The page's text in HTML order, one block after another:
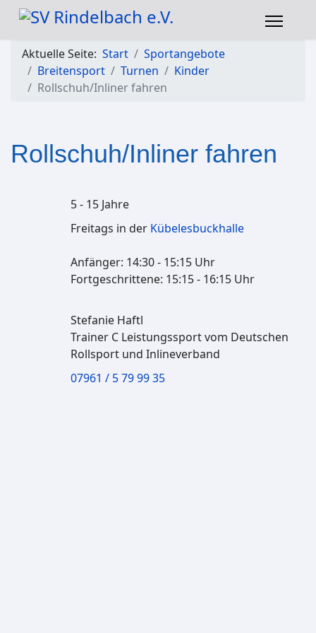
Aktuelle Seite: Start
Sportangebote
Breitensport
Turnen
Kinder
Rollschuh/Inliner fahren
Rollschuh/Inliner fahren
5 - 15 Jahre
Freitags in der Kübelesbuckhalle
Anfänger: 14:30 - 15:15 Uhr
Fortgeschrittene: 15:15 - 16:15 Uhr
Stefanie Haftl
Trainer C Leistungssport vom Deutschen
Rollsport und Inlineverband
07961 / 5 79 99 35